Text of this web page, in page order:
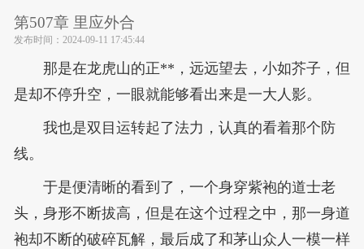
第507章 里应外合
发布时间： 2024-09-11 17:45:44
那是在龙虎山的正**，远远望去，小如芥子，但
是却不停升空，一眼就能够看出来是一大人影。
我也是双目运转起了法力，认真的看着那个防
线。
于是便清晰的看到了，一个身穿紫袍的道士老
头，身形不断拔高，但是在这个过程之中，那一身道
袍却不断的破碎瓦解，最后成了和茅山众人一模一样